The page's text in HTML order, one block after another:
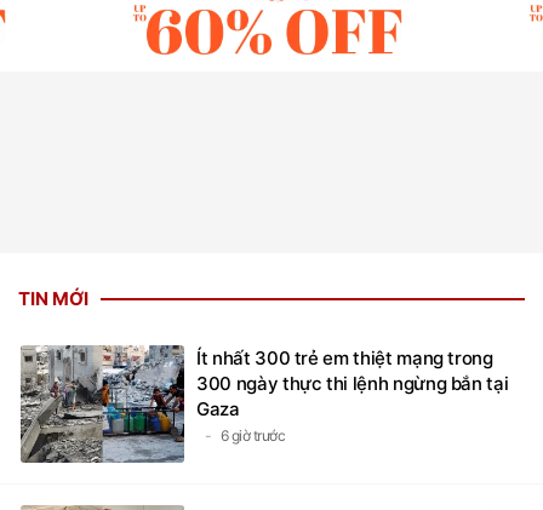
TIN MỚI
Ít nhất 300 trẻ em thiệt mạng trong
300 ngày thực thi lệnh ngừng bắn tại
Gaza
6 giờ trước